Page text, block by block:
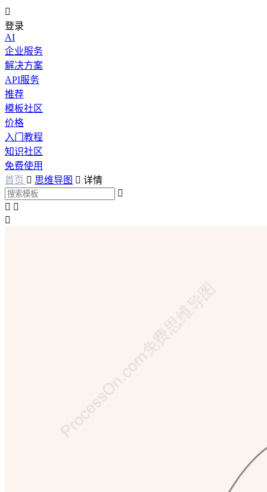

登录
AI
企业服务
解决方案
API服务
推荐
模板社区
价格
入门教程
知识社区
免费使用
首页  思维导图  详情

 
